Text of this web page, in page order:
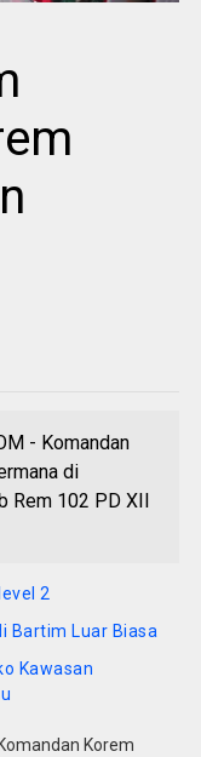
- Komandan
di
102 PD XII
2
Bartim Luar Biasa
Kawasan
Komandan Korem